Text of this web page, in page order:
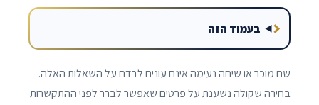
בעמוד הזה
שם מוכר או שיחה נעימה אינם עונים לבדם על השאלות האלה.
בחירה שקולה נשענת על פרטים שאפשר לברר לפני ההתקשרות